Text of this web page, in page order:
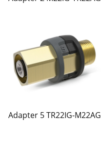
Adapter 5 TR22IG-M22AG